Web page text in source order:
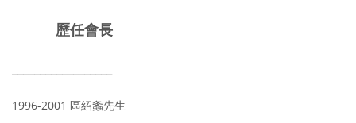
歷任會長
1996-2001 區紹螽先生